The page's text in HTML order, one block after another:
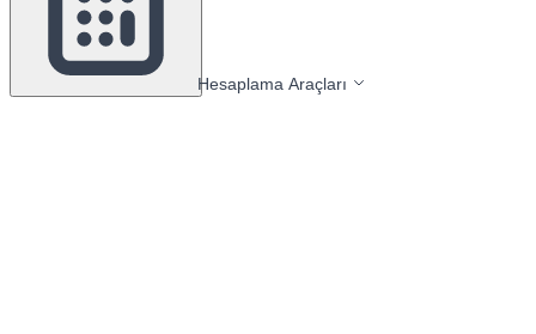
Hesaplama Araçları